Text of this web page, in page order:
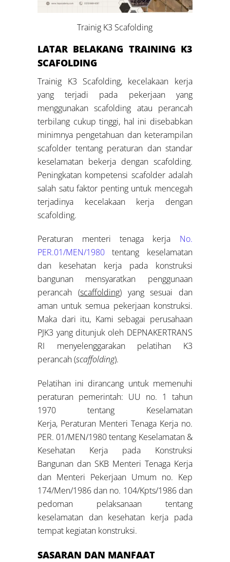
Trainig K3 Scafolding
LATAR BELAKANG TRAINING K3
SCAFOLDING
Trainig K3 Scafolding, kecelakaan kerja
yang terjadi pada pekerjaan yang
menggunakan scafolding atau perancah
terbilang cukup tinggi, hal ini disebabkan
minimnya pengetahuan dan keterampilan
scafolder tentang peraturan dan standar
keselamatan bekerja dengan scafolding.
Peningkatan kompetensi scafolder adalah
salah satu faktor penting untuk mencegah
terjadinya kecelakaan kerja dengan
scafolding.
Peraturan menteri tenaga kerja No.
PER.01/MEN/1980 tentang keselamatan
dan kesehatan kerja pada konstruksi
bangunan mensyaratkan penggunaan
perancah (scaffolding) yang sesuai dan
aman untuk semua pekerjaan konstruksi.
Maka dari itu, Kami sebagai perusahaan
PJK3 yang ditunjuk oleh DEPNAKERTRANS
RI menyelenggarakan pelatihan K3
perancah (scaffolding).
Pelatihan ini dirancang untuk memenuhi
peraturan pemerintah: UU no. 1 tahun
1970 tentang Keselamatan
Kerja, Peraturan Menteri Tenaga Kerja no.
PER. 01/MEN/1980 tentang Keselamatan &
Kesehatan Kerja pada Konstruksi
Bangunan dan SKB Menteri Tenaga Kerja
dan Menteri Pekerjaan Umum no. Kep
174/Men/1986 dan no. 104/Kpts/1986 dan
pedoman pelaksanaan tentang
keselamatan dan kesehatan kerja pada
tempat kegiatan konstruksi.
SASARAN DAN MANFAAT